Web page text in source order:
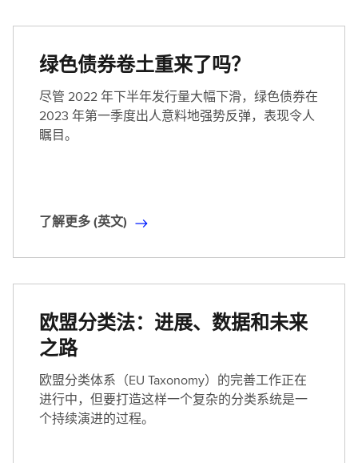
多
（
英
文
）
绿色债券卷土重来了吗？
尽管 2022 年下半年发行量大幅下滑，绿色债券在
2023 年第一季度出人意料地强势反弹，表现令人
瞩目。
了
多
英
文
了解更多 (英文)
欧盟分类法：进展、数据和未来
之路
欧盟分类体系（EU Taxonomy）的完善工作正在
进行中，但要打造这样一个复杂的分类系统是一
个持续演进的过程。